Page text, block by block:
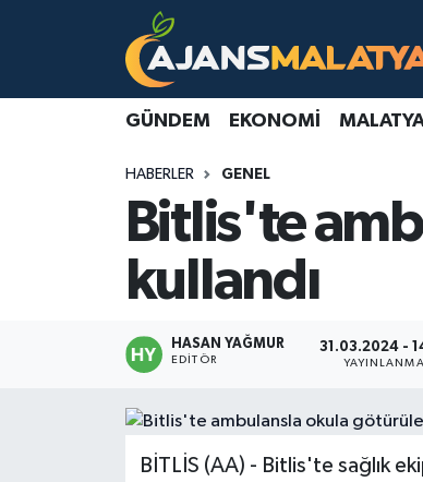
GÜNDEM EKONOMI
HABERLER GENEL
Bitlis'te
kullandı
HASAN YAĞMUR
EDITÖR
31.03.2024 -
YAYINLANMA
BİTLİS (AA) - Bitlis'te sağlık
Gündem
Kültür & Sanat
Malatya Nöbetçi Eczaneler
TFF 3.Lig 2.Grup Puan Durumu ve Fikstür
Tüm Manşetler
Son Dakika Haberleri
Haber Arşivi